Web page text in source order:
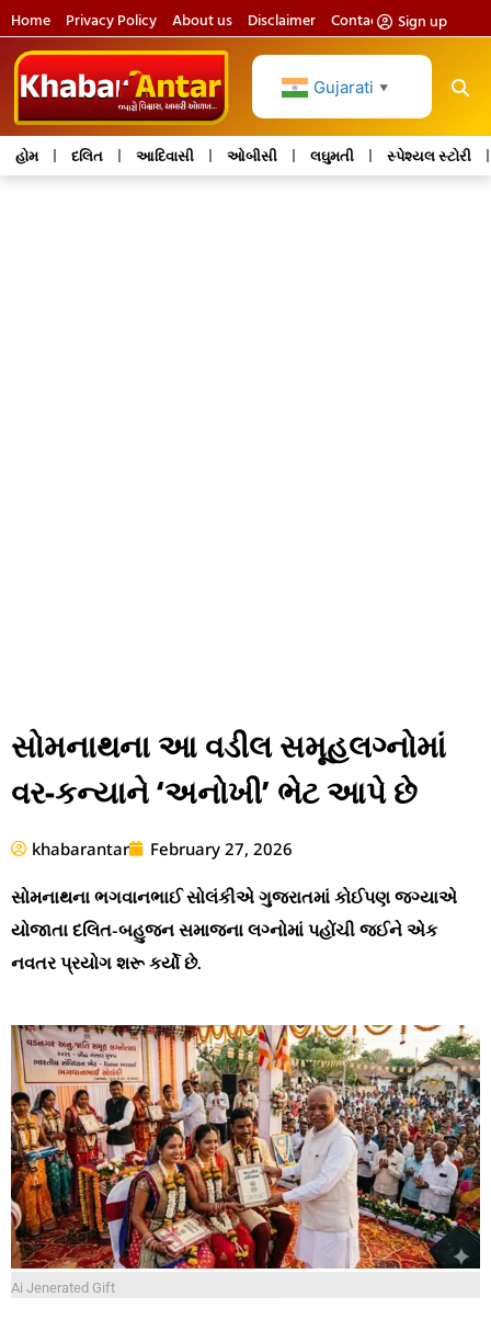
Home Privacy Policy About us Disclaimer Contact usSign up
Gujarati ▼
હોમ દલિત આદિવાસી ઓબીસી લઘુમતી સ્પેશ્યલ સ્ટોરી
સોમનાથના આ વડીલ સમૂહલગ્નોમાં
વર-કન્યાને ‘અનોખી’ ભેટ આપે છે
khabarantar February 27, 2026
સોમનાથના ભગવાનભાઈ સોલંકીએ ગુજરાતમાં કોઈપણ જગ્યાએ
યોજાતા દલિત-બહુજન સમાજના લગ્નોમાં પહોંચી જઈને એક
નવતર પ્રયોગ શરૂ કર્યો છે.
Ai Jenerated Gift